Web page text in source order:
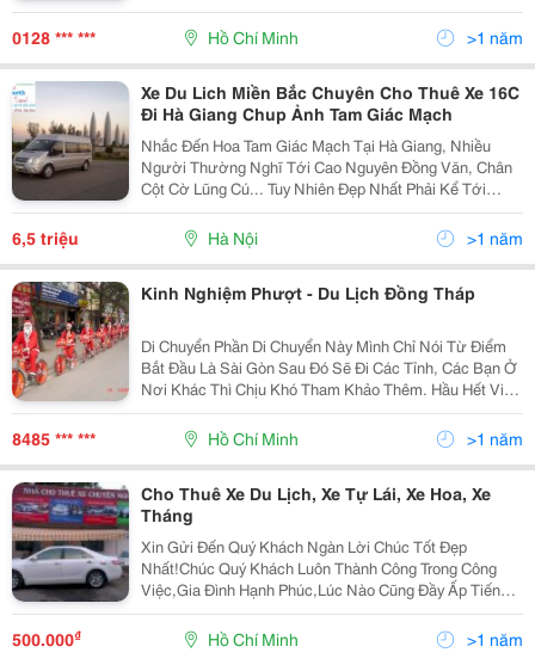
0128 *** *** Hồ Chí Minh >1 năm
Xe Du Lich Miền Bắc Chuyên Cho Thuê Xe 16C
Đi Hà Giang Chup Ảnh Tam Giác Mạch
Nhắc Đến Hoa Tam Giác Mạch Tại Hà Giang, Nhiều
Người Thường Nghĩ Tới Cao Nguyên Đồng Văn, Chân
Cột Cờ Lũng Cú... Tuy Nhiên Đẹp Nhất Phải Kể Tới
Huyện Xí Mần. Huyện Xí Mần Nằm Ở Phía Tây Bắc Của
Hà Giang. Phía Bắc Giáp Trung Quốc, Phía Tây Giáp
6,5 triệu Hà Nội >1 năm
Kinh Nghiệm Phượt - Du Lịch Đồng Tháp
Di Chuyển Phần Di Chuyển Này Mình Chỉ Nói Từ Điểm
Bắt Đầu Là Sài Gòn Sau Đó Sẽ Đi Các Tỉnh, Các Bạn Ở
Nơi Khác Thì Chịu Khó Tham Khảo Thêm. Hầu Hết Việc
Di Chuyển Ở Khu Vực Miền Tây Đều Di Chuyển Bằng
Ôtô. Các Bạn Có Thể Ra Bến Xe Miền Tây (Địa Chỉ:
8485 *** *** Hồ Chí Minh >1 năm
Cho Thuê Xe Du Lịch, Xe Tự Lái, Xe Hoa, Xe
Tháng
Xin Gửi Đến Quý Khách Ngàn Lời Chúc Tốt Đẹp
Nhất!Chúc Quý Khách Luôn Thành Công Trong Công
Việc,Gia Đình Hạnh Phúc,Lúc Nào Cũng Đầy Ấp Tiếng
Cười!Chúc Kinh Tế Gia Đình Ngày Càng Khấm Khá Để
Quý Khách Được Thỏa Niềm Đam Mê Đi Chu Du Bốn
Bể Bên Cạnh Nh
500.000₫ Hồ Chí Minh >1 năm